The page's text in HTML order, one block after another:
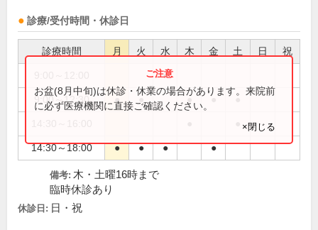
診療/受付時間・休診日
診療時間 月 火 水 木 金 土 日 祝
●
9:00～12:30 ● ● ● ● ●
14:30～18:00 ● ● ● ●
お盆(8月中旬)は休診・休業の場合があります。来院前
に必ず医療機関に直接ご確認ください。
×閉じる
備考: 木・土曜16時まで
臨時休診あり
休診日: 日・祝